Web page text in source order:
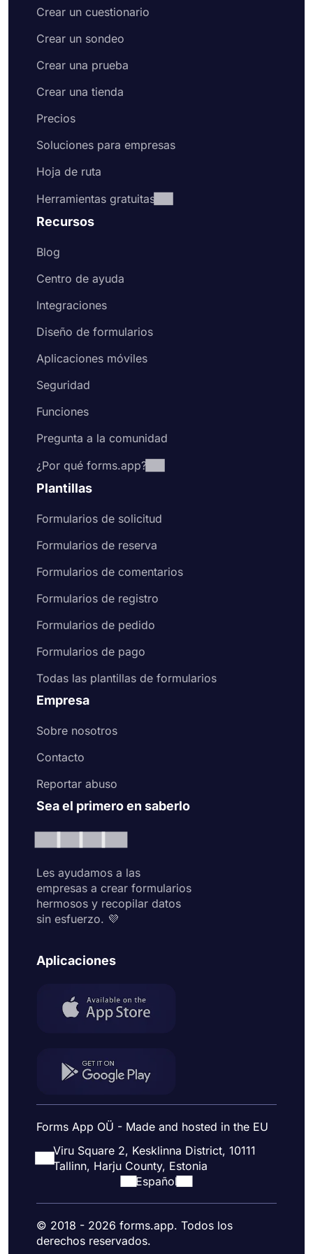
Crear un cuestionario
Crear un sondeo
Crear una prueba
Crear una tienda
Precios
Soluciones para empresas
Hoja de ruta
Herramientas gratuitas
Recursos
Blog
Centro de ayuda
Integraciones
Diseño de formularios
Aplicaciones móviles
Seguridad
Funciones
Pregunta a la comunidad
¿Por qué forms.app?
Plantillas
Formularios de solicitud
Formularios de reserva
Formularios de comentarios
Formularios de registro
Formularios de pedido
Formularios de pago
Todas las plantillas de formularios
Empresa
Sobre nosotros
Contacto
Reportar abuso
Sea el primero en saberlo
Les ayudamos a las
empresas a crear formularios
hermosos y recopilar datos
sin esfuerzo. 💜
Aplicaciones
Forms App OÜ - Made and hosted in the EU
Viru Square 2, Kesklinna District, 10111
Tallinn, Harju County, Estonia
Español
© 2018 - 2026 forms.app. Todos los
derechos reservados.